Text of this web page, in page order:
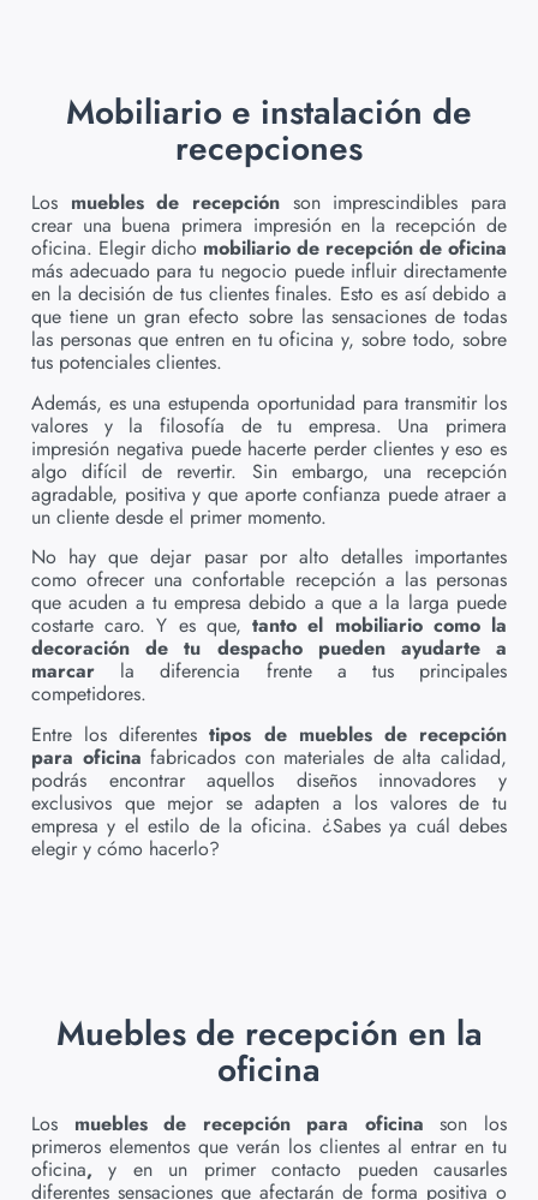
Mobiliario e instalación de
recepciones
Los muebles de recepción son imprescindibles para
crear una buena primera impresión en la recepción de
oficina. Elegir dicho mobiliario de recepción de oficina
más adecuado para tu negocio puede influir directamente
en la decisión de tus clientes finales. Esto es así debido a
que tiene un gran efecto sobre las sensaciones de todas
las personas que entren en tu oficina y, sobre todo, sobre
tus potenciales clientes.
Además, es una estupenda oportunidad para transmitir los
valores y la filosofía de tu empresa. Una primera
impresión negativa puede hacerte perder clientes y eso es
algo difícil de revertir. Sin embargo, una recepción
agradable, positiva y que aporte confianza puede atraer a
un cliente desde el primer momento.
No hay que dejar pasar por alto detalles importantes
como ofrecer una confortable recepción a las personas
que acuden a tu empresa debido a que a la larga puede
costarte caro. Y es que,tanto el mobiliario como la
decoración de tu despacho pueden ayudarte a
marcar la diferencia frente a tus principales
competidores.
Entre los diferentestipos de muebles de recepción
para oficina fabricados con materiales de alta calidad,
podrás encontrar aquellos diseños innovadores y
exclusivos que mejor se adapten a los valores de tu
empresa y el estilo de la oficina. ¿Sabes ya cuál debes
elegir y cómo hacerlo?
Muebles de recepción en la
oficina
Los muebles de recepción para oficinason los
primeros elementos que verán los clientes al entrar en tu
oficina, y en un primer contacto pueden causarles
diferentes sensaciones que afectarán de forma positiva o